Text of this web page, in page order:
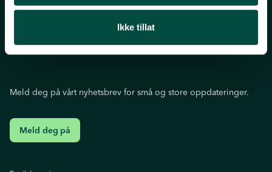
Ikke tillat
Meld deg på vårt nyhetsbrev for små og store oppdateringer.
Meld deg på